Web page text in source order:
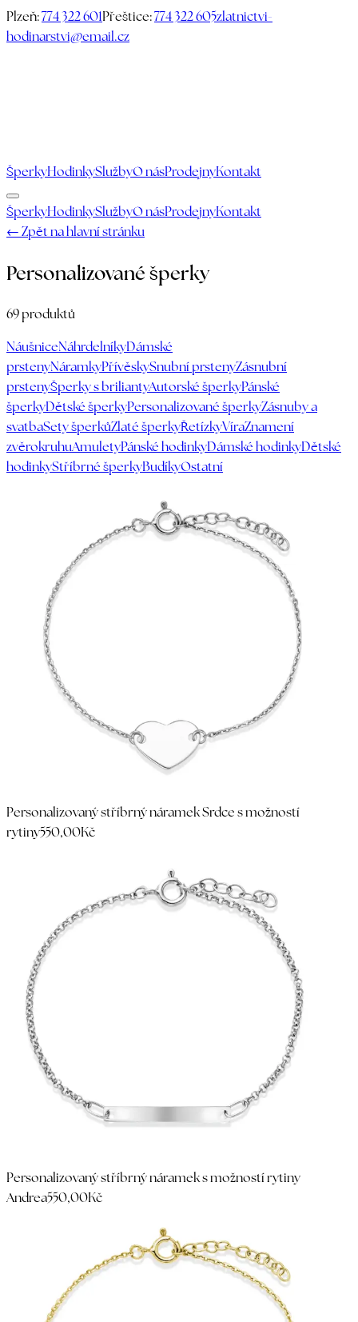
Plzeň:774 322 601Přeštice:774 322 605zlatnictvi-
hodinarstvi@email.cz
ŠperkyHodinkySlužbyO násProdejnyKontakt
ŠperkyHodinkySlužbyO násProdejnyKontakt
← Zpět na hlavní stránku
Personalizované šperky
69produktů
NáušniceNáhrdelníkyDámské
prstenyNáramkyPřívěskySnubní prstenyZásnubní
prstenyŠperky s briliantyAutorské šperkyPánské
šperkyDětské šperkyPersonalizované šperkyZásnuby a
svatbaSety šperkůZlaté šperkyŘetízkyVíraZnamení
zvěrokruhuAmuletyPánské hodinkyDámské hodinkyDětské
hodinkyStříbrné šperkyBudíkyOstatní
Personalizovaný stříbrný náramek Srdce s možností
rytiny550,00Kč
Personalizovaný stříbrný náramek s možností rytiny
Andrea550,00Kč